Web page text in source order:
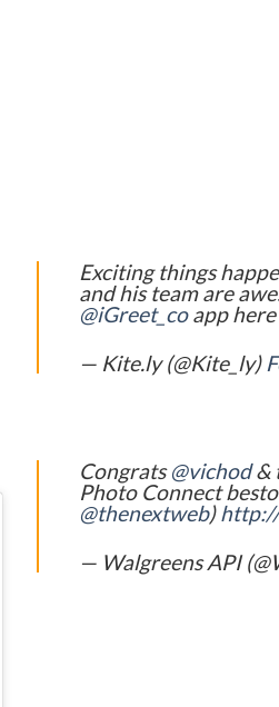
Exciting things
and his team are
@iGreet_coapp here
— Kite.ly (@Kite_ly)
Congrats@vichod&
Photo Connect
@thenextweb)
— Walgreens API